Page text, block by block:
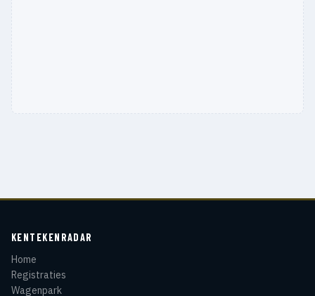
KENTEKENRADAR
Home
Registraties
Wagenpark